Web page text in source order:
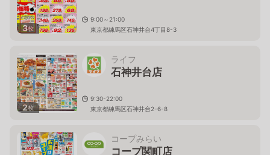
3枚
9:00～21:00
東京都練馬区石神井台4丁目8-3
2枚
ライフ
石神井台店
9:30-22:00
東京都練馬区石神井台2-6-8
コープみらい
コープ関町店